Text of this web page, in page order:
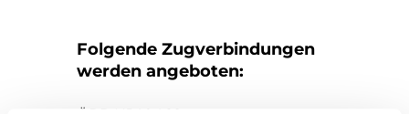
Folgende Zugverbindungen
werden angeboten: